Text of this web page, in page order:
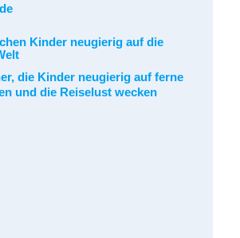
die Kinder neugierig auf ferne
und die Reiselust wecken